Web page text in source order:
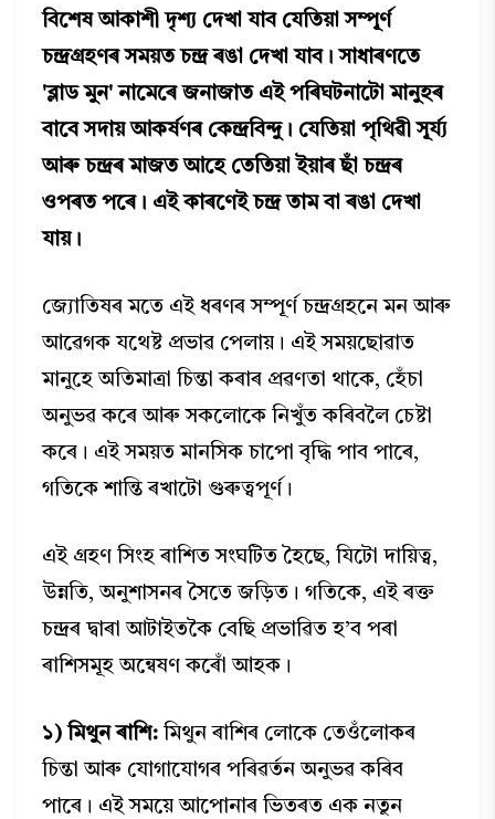
বিশেষ আকাশী দৃশ্য দেখা যাব যেতিয়া সম্পূৰ্ণ
চন্দ্ৰগ্ৰহণৰ সময়ত চন্দ্ৰ ৰঙা দেখা যাব। সাধাৰণতে
'ব্লাড মুন' নামেৰে জনাজাত এই পৰিঘটনাটো মানুহৰ
বাবে সদায় আকৰ্ষণৰ কেন্দ্ৰবিন্দু। যেতিয়া পৃথিৱী সূৰ্য্য
আৰু চন্দ্ৰৰ মাজত আহে তেতিয়া ইয়াৰ ছাঁ চন্দ্ৰৰ
ওপৰত পৰে। এই কাৰণেই চন্দ্ৰ তাম বা ৰঙা দেখা
যায়।
জ্যোতিষৰ মতে এই ধৰণৰ সম্পূৰ্ণ চন্দ্ৰগ্ৰহনে মন আৰু
আৱেগক যথেষ্ট প্ৰভাৱ পেলায়। এই সময়ছোৱাত
মানুহে অতিমাত্ৰা চিন্তা কৰাৰ প্ৰৱণতা থাকে, হেঁচা
অনুভৱ কৰে আৰু সকলোকে নিখুঁত কৰিবলৈ চেষ্টা
কৰে। এই সময়ত মানসিক চাপো বৃদ্ধি পাব পাৰে,
গতিকে শান্তি ৰখাটো গুৰুত্বপূৰ্ণ।
এই গ্ৰহণ সিংহ ৰাশিত সংঘটিত হৈছে, যিটো দায়িত্ব,
উন্নতি, অনুশাসনৰ সৈতে জড়িত। গতিকে, এই ৰক্ত
চন্দ্ৰৰ দ্বাৰা আটাইতকৈ বেছি প্ৰভাৱিত হ’ব পৰা
ৰাশিসমূহ অন্বেষণ কৰোঁ আহক।
১) মিথুন ৰাশি:মিথুন ৰাশিৰ লোকে তেওঁলোকৰ
চিন্তা আৰু যোগাযোগৰ পৰিৱৰ্তন অনুভৱ কৰিব
পাৰে। এই সময়ে আপোনাৰ ভিতৰত এক নতুন